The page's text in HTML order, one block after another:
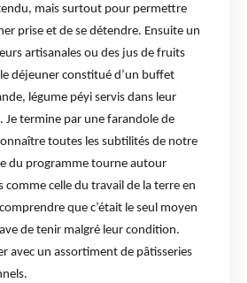
mais surtout pour permettre
prise et de se détendre. Ensuite un
artisanales ou des jus de fruits
déjeuner constitué d’un buffet
légume péyi servis dans leur
Je termine par une farandole de
toutes les subtilités de notre
du programme tourne autour
comme celle du travail de la terre en
que c’était le seul moyen
de tenir malgré leur condition.
avec un assortiment de pâtisseries